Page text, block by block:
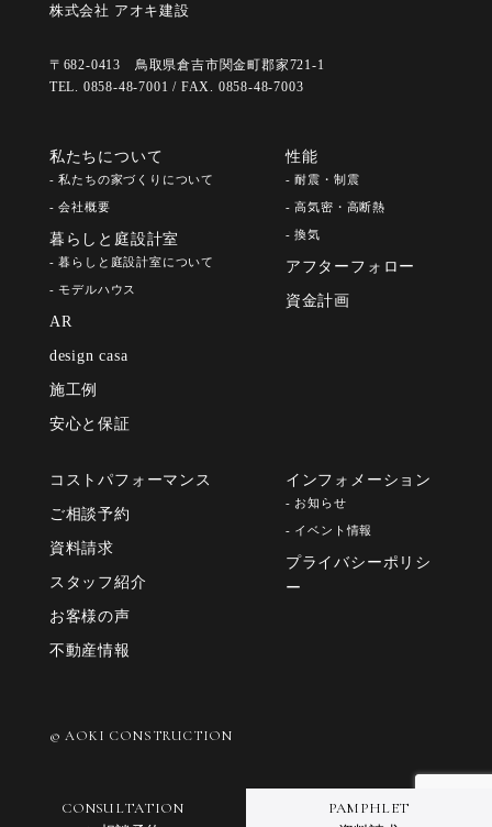
株式会社 アオキ建設
〒682-0413 鳥取県倉吉市関金町郡家721-1
TEL. 0858-48-7001 / FAX. 0858-48-7003
私たちについて
- 私たちの家づくりについて
- 会社概要
暮らしと庭設計室
- 暮らしと庭設計室について
- モデルハウス
AR
design casa
施工例
安心と保証
性能
- 耐震・制震
- 高気密・高断熱
- 換気
アフターフォロー
資金計画
コストパフォーマンス
ご相談予約
資料請求
スタッフ紹介
お客様の声
不動産情報
インフォメーション
- お知らせ
- イベント情報
プライバシーポリシ
ー
© AOKI CONSTRUCTION
CONSULTATION PAMPHLET